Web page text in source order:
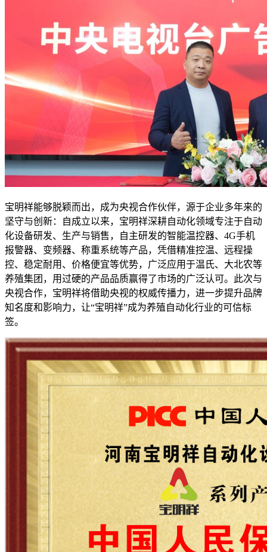
宝明祥能够脱颖而出，成为央视合作伙伴，源于企业多年来的
坚守与创新：自成立以来，宝明祥深耕自动化领域专注于自动
化设备研发、生产与销售，自主研发的智能温控器、4G手机
报警器、变频器、称重系统等产品，凭借精准控温、远程操
控、稳定耐用、价格便宜等优势，广泛应用于温氏、大北农等
养殖集团，用过硬的产品品质赢得了市场的广泛认可。此次与
央视合作，宝明祥将借助央视的权威传播力，进一步提升品牌
知名度和影响力，让“宝明祥”成为养殖自动化行业的可信标
签。